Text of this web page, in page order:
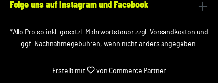
Folge uns auf Instagram und Facebook
*Alle Preise inkl. gesetzl. Mehrwertsteuer zzgl. Versandkosten und
ggf. Nachnahmegebühren, wenn nicht anders angegeben.
Erstellt mit von Commerce Partner